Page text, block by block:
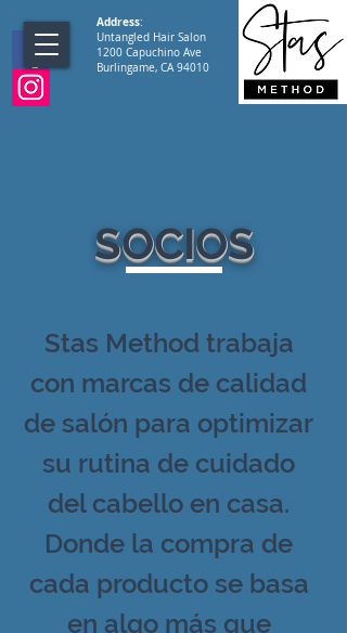
Address:
Untangled Hair Salon
1200 Capuchino Ave
Burlingame, CA 94010
SOCIOS
Stas Method trabaja
con marcas de calidad
de salón para optimizar
su rutina de cuidado
del cabello en casa.
Donde la compra de
cada producto se basa
en algo más que